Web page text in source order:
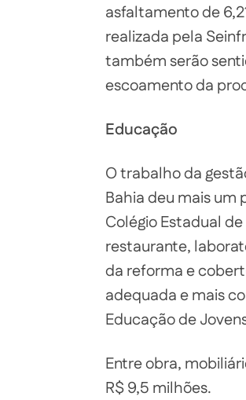
asfaltamento de
realizada pela
também serão
escoamento da
Educação
O trabalho da
Bahia deu mais um
Colégio Estadual
restaurante,
da reforma e
adequada e mais
Educação de
Entre obra,
R$ 9,5 milhões.